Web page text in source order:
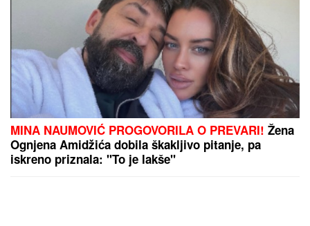
MINA NAUMOVIĆ PROGOVORILA O PREVARI! Žena
Ognjena Amidžića dobila škakljivo pitanje, pa
iskreno priznala: "To je lakše"